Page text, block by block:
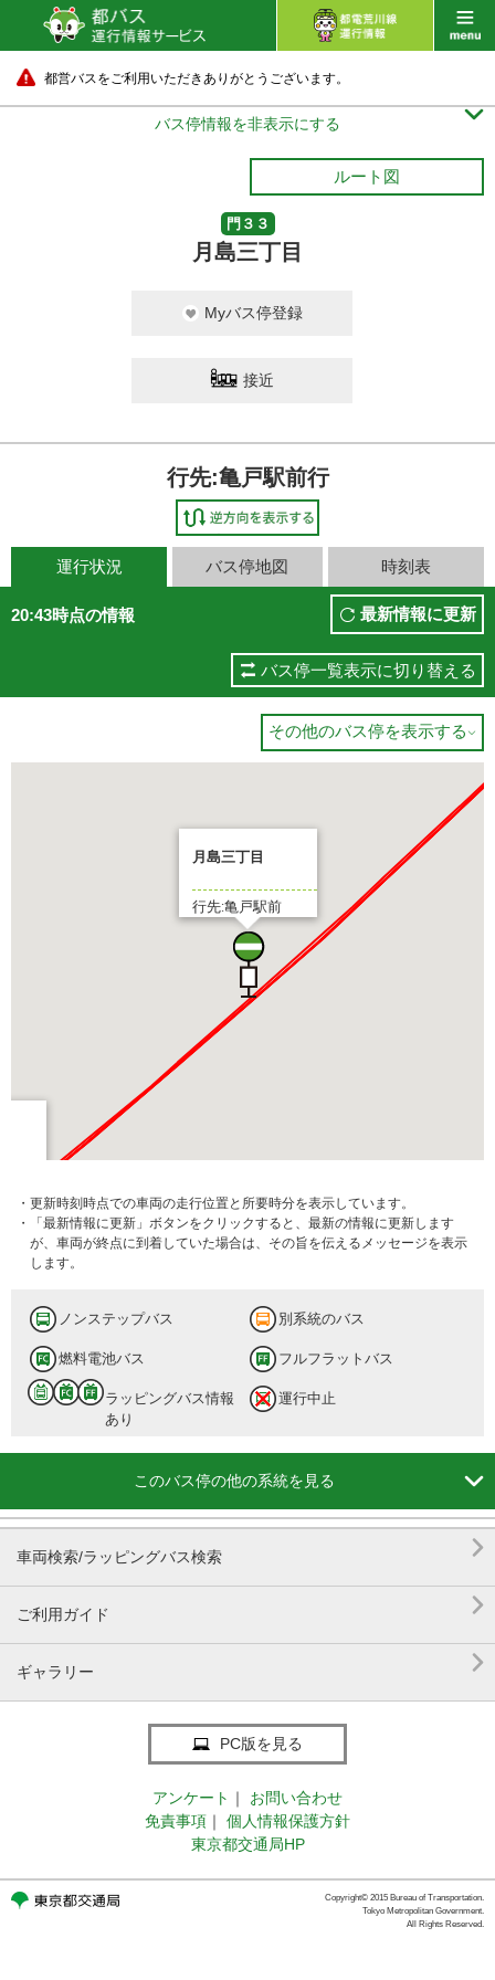
都営バスをご利用いただきありがとうございます。
バス停情報を非表示にする 
ルート図
門３３
月島三丁目
Myバス停登録
接近
行先:亀戸駅前行
運行状況 バス停地図 時刻表
20:43時点の情報 最新情報に更新
バス停一覧表示に切り替える
その他のバス停を表示する 
月島三丁目
行先:亀戸駅前
・更新時刻時点での車両の走行位置と所要時分を表示しています。
・「最新情報に更新」ボタンをクリックすると、最新の情報に更新します
が、車両が終点に到着していた場合は、その旨を伝えるメッセージを表示
します。
ノンステップバス 別系統のバス
燃料電池バス フルフラットバス
ラッピングバス情報
あり
運行中止
このバス停の他の系統を見る 
車両検索/ラッピングバス検索 
ご利用ガイド 
ギャラリー 
PC版を見る
アンケート ｜
お問い合わせ
免責事項 ｜
個人情報保護方針
東京都交通局HP
Copyright© 2015 Bureau of Transportation.
Tokyo Metropolitan Government.
All Rights Reserved.